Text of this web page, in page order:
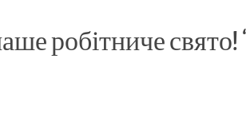
робітниче свято!